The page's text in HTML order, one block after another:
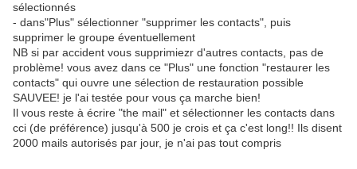
sélectionnés
- dans"Plus" sélectionner "supprimer les contacts", puis
supprimer le groupe éventuellement
NB si par accident vous supprimiezr d'autres contacts, pas de
problème! vous avez dans ce "Plus" une fonction "restaurer les
contacts" qui ouvre une sélection de restauration possible
SAUVEE! je l'ai testée pour vous ça marche bien!
Il vous reste à écrire "the mail" et sélectionner les contacts dans
cci (de préférence) jusqu'à 500 je crois et ça c'est long!! Ils disent
2000 mails autorisés par jour, je n'ai pas tout compris